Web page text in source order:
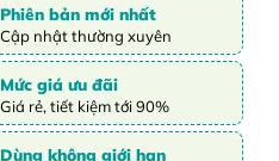
Phiên bản mới nhất
Cập nhật thường xuyên
Mức giá ưu đãi
Giá rẻ, tiết kiệm tới 90%
Dùng không giới hạn